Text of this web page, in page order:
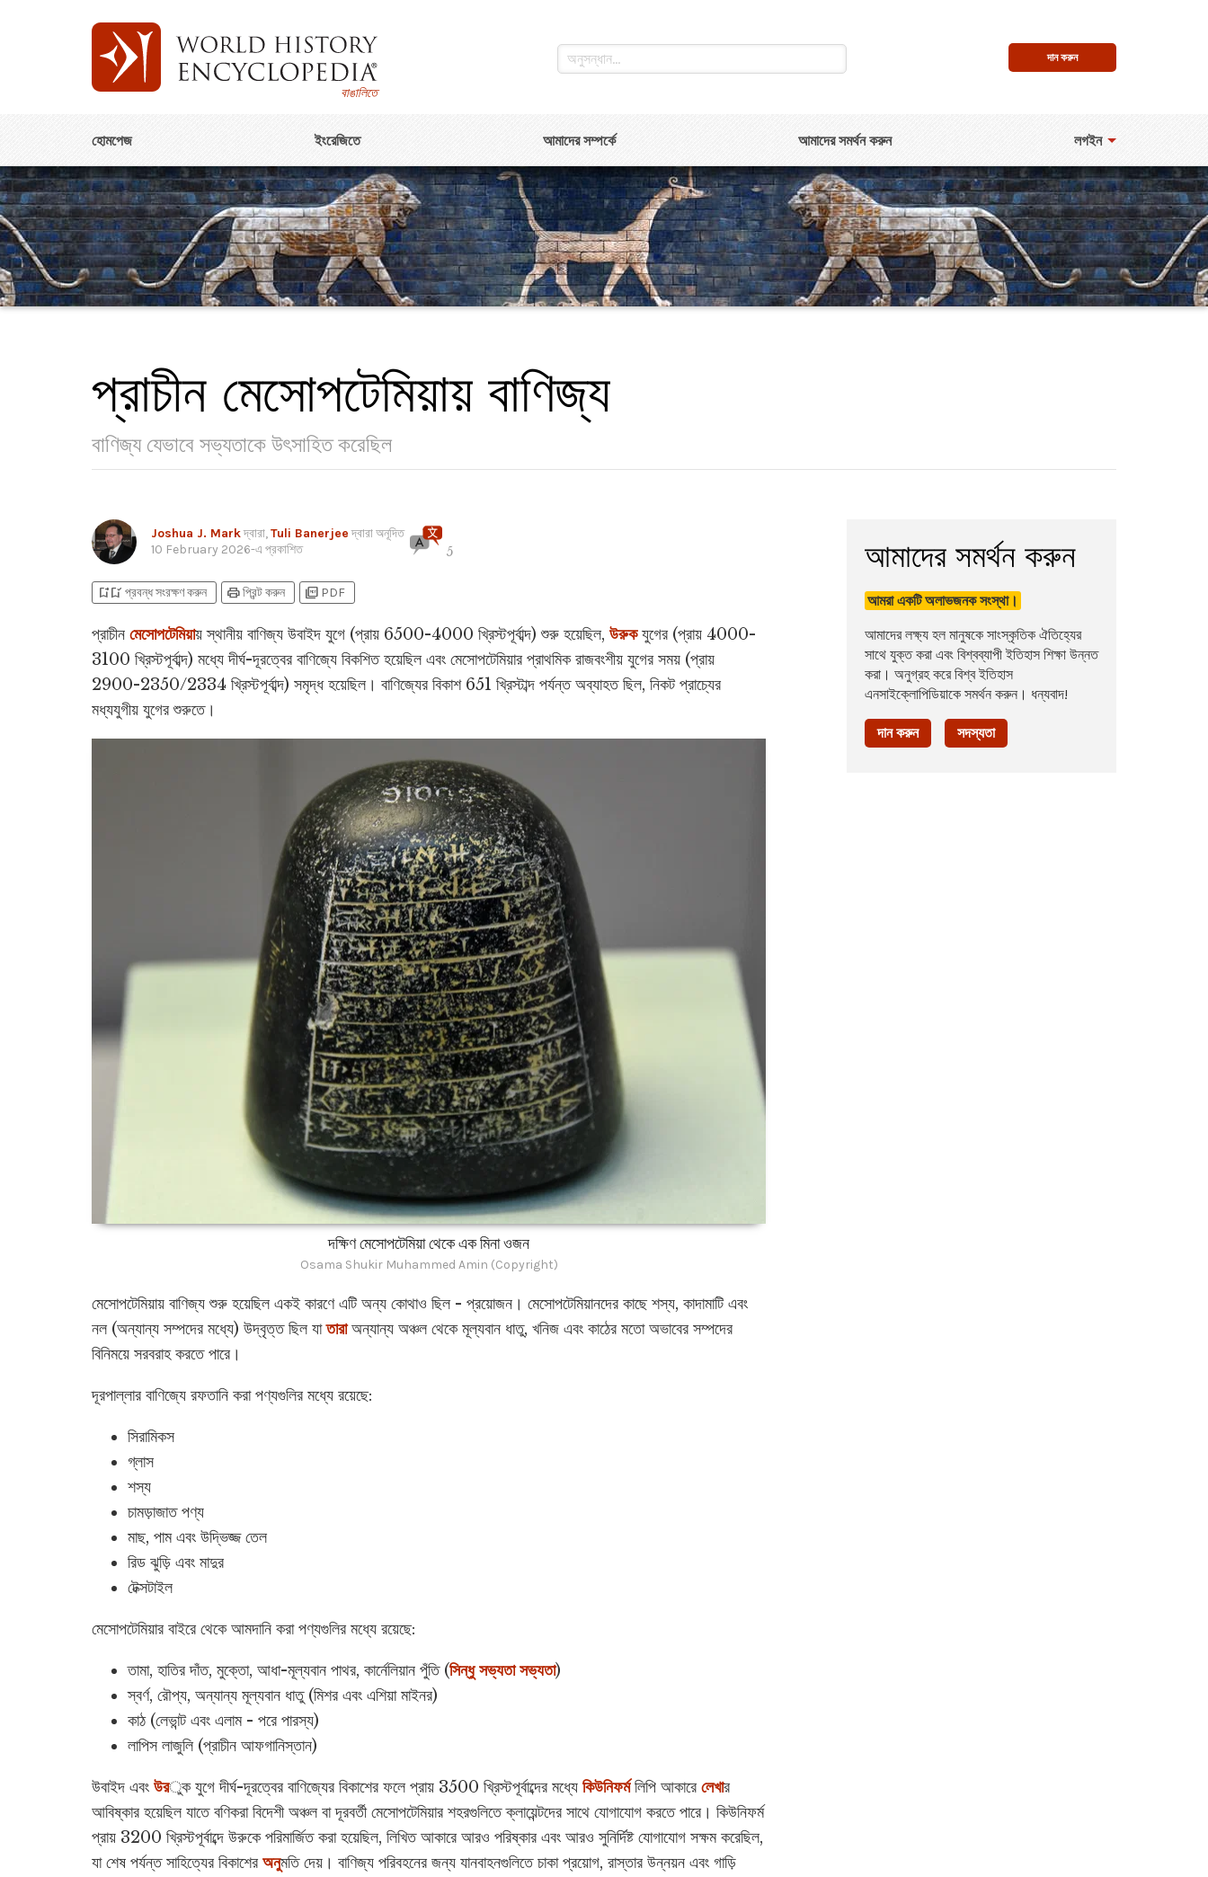
বাঙালিতে
দান করুন
হোমপেজ ইংরেজিতে আমাদের সম্পর্কে আমাদের সমর্থন করুন লগইন
প্রাচীন মেসোপটেমিয়ায় বাণিজ্য
বাণিজ্য যেভাবে সভ্যতাকে উৎসাহিত করেছিল
Joshua J. Markদ্বারা,Tuli Banerjeeদ্বারা অনূদিত
10 February 2026-এ প্রকাশিত 5
bookmark_addbookmark_added প্রবন্ধ সংরক্ষণ করুন printপ্রিন্ট করুন picture_as_pdf PDF
প্রাচীন মেসোপটেমিয়ায় স্থানীয় বাণিজ্য উবাইদ যুগে (প্রায় 6500-4000 খ্রিস্টপূর্বাব্দ) শুরু হয়েছিল, উরুকযুগের (প্রায় 4000-
3100 খ্রিস্টপূর্বাব্দ) মধ্যে দীর্ঘ-দূরত্বের বাণিজ্যে বিকশিত হয়েছিল এবং মেসোপটেমিয়ার প্রাথমিক রাজবংশীয় যুগের সময় (প্রায়
2900-2350/2334 খ্রিস্টপূর্বাব্দ) সমৃদ্ধ হয়েছিল। বাণিজ্যের বিকাশ 651 খ্রিস্টাব্দ পর্যন্ত অব্যাহত ছিল, নিকট প্রাচ্যের
মধ্যযুগীয় যুগের শুরুতে।
দক্ষিণ মেসোপটেমিয়া থেকে এক মিনা ওজন
Osama Shukir Muhammed Amin (Copyright)
মেসোপটেমিয়ায় বাণিজ্য শুরু হয়েছিল একই কারণে এটি অন্য কোথাও ছিল - প্রয়োজন। মেসোপটেমিয়ানদের কাছে শস্য, কাদামাটি এবং
নল (অন্যান্য সম্পদের মধ্যে) উদ্বৃত্ত ছিল যাতারাঅন্যান্য অঞ্চল থেকে মূল্যবান ধাতু, খনিজ এবং কাঠের মতো অভাবের সম্পদের
বিনিময়ে সরবরাহ করতে পারে।
দূরপাল্লার বাণিজ্যে রফতানি করা পণ্যগুলির মধ্যে রয়েছে:
সিরামিকস
গ্লাস
শস্য
চামড়াজাত পণ্য
মাছ, পাম এবং উদ্ভিজ্জ তেল
রিড ঝুড়ি এবং মাদুর
টেক্সটাইল
মেসোপটেমিয়ার বাইরে থেকে আমদানি করা পণ্যগুলির মধ্যে রয়েছে:
তামা, হাতির দাঁত, মুক্তো, আধা-মূল্যবান পাথর, কার্নেলিয়ান পুঁতি (সিন্ধু সভ্যতা সভ্যতা)
স্বর্ণ, রৌপ্য, অন্যান্য মূল্যবান ধাতু (মিশর এবং এশিয়া মাইনর)
কাঠ (লেভান্ট এবং এলাম - পরে পারস্য)
লাপিস লাজুলি (প্রাচীন আফগানিস্তান)
উবাইদ এবং উরুক যুগে দীর্ঘ-দূরত্বের বাণিজ্যের বিকাশের ফলে প্রায় 3500 খ্রিস্টপূর্বাব্দের মধ্যে কিউনিফর্মলিপি আকারে লেখার
আবিষ্কার হয়েছিল যাতে বণিকরা বিদেশী অঞ্চল বা দূরবর্তী মেসোপটেমিয়ার শহরগুলিতে ক্লায়েন্টদের সাথে যোগাযোগ করতে পারে। কিউনিফর্ম
প্রায় 3200 খ্রিস্টপূর্বাব্দে উরুকে পরিমার্জিত করা হয়েছিল, লিখিত আকারে আরও পরিষ্কার এবং আরও সুনির্দিষ্ট যোগাযোগ সক্ষম করেছিল,
যা শেষ পর্যন্ত সাহিত্যের বিকাশের অনুমতি দেয়। বাণিজ্য পরিবহনের জন্য যানবাহনগুলিতে চাকা প্রয়োগ, রাস্তার উন্নয়ন এবং গাড়ি
আমাদের সমর্থন করুন
আমরা একটি অলাভজনক সংস্থা।
আমাদের লক্ষ্য হল মানুষকে সাংস্কৃতিক ঐতিহ্যের
সাথে যুক্ত করা এবং বিশ্বব্যাপী ইতিহাস শিক্ষা উন্নত
করা। অনুগ্রহ করে বিশ্ব ইতিহাস
এনসাইক্লোপিডিয়াকে সমর্থন করুন। ধন্যবাদ!
দান করুন সদস্যতা